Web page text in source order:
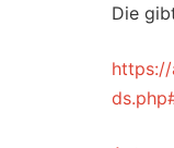
Die